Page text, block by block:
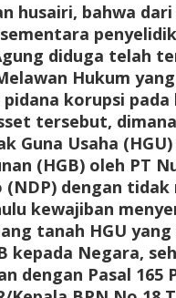
husairi, bahwa dari
diduga telah
Hukum
korupsi
tersebut,
Guna Usaha
(HGB) oleh PT
dengan tidak
kewajiban
tanah HGU yang
kepada Negara,
dengan Pasal 165